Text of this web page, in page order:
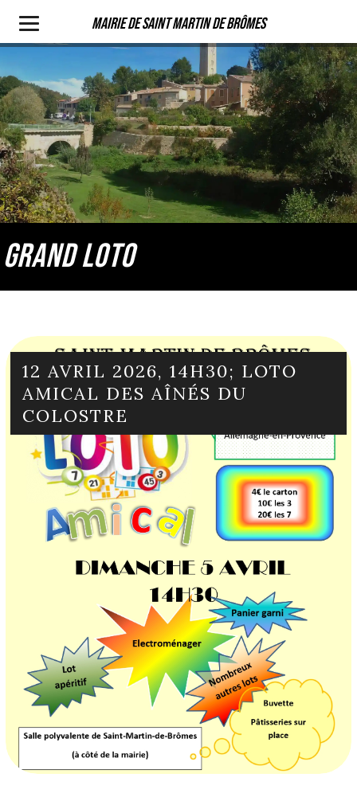
Mairie de Saint Martin de Brômes
GRAND LOTO
12 AVRIL 2026, 14H30; LOTO
AMICAL DES AÎNÉS DU
COLOSTRE